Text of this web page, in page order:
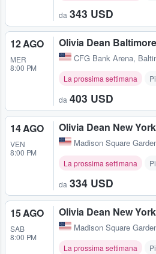
da 343 USD
12 AGO
MER
8:00 PM
Olivia Dean Baltimore
CFG Bank Arena,
La prossima settimana
da 403 USD
14 AGO
VEN
8:00 PM
Olivia Dean New York
Madison Square
La prossima settimana
da 334 USD
15 AGO
SAB
8:00 PM
Olivia Dean New York
Madison Square
La prossima settimana